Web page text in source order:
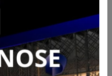
aprovam
e
Executivo